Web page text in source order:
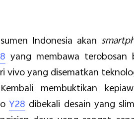
Indonesia akan
yang membawa
vivo yang disematkan
membuktikan
Y28 dibekali desain yang